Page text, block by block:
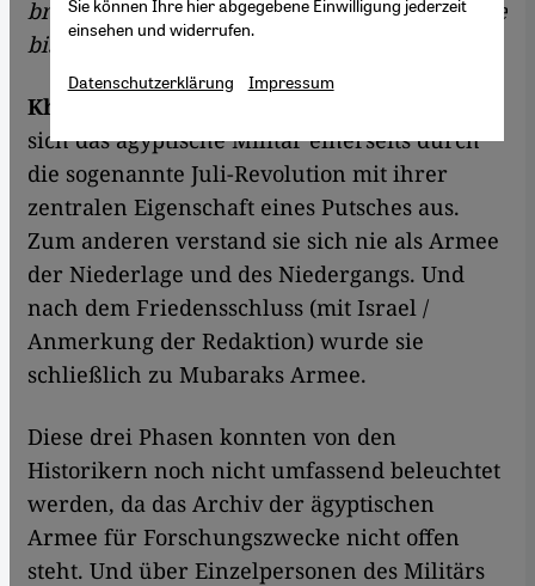
brachte der besondere Stellenwert der Armee
bis heute mit sich?
Khaled Fahmy:
sich das ägyptische Militär einerseits durch
die sogenannte Juli-Revolution mit ihrer
zentralen Eigenschaft eines Putsches aus.
Zum anderen verstand sie sich nie als Armee
der Niederlage und des Niedergangs. Und
nach dem Friedensschluss (mit Israel /
Anmerkung der Redaktion) wurde sie
schließlich zu Mubaraks Armee.
Diese drei Phasen konnten von den
Historikern noch nicht umfassend beleuchtet
werden, da das Archiv der ägyptischen
Armee für Forschungszwecke nicht offen
steht. Und über Einzelpersonen des Militärs
Sie können Ihre hier abgegebene Einwilligung jederzeit
einsehen und widerrufen.
Datenschutzerklärung Impressum